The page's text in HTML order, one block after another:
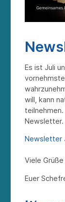
Es ist Juli
will, kann
Newsletter.
Newsletter
Viele Grüße
Euer